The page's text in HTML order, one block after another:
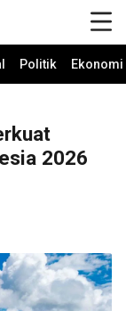
Politik
2026